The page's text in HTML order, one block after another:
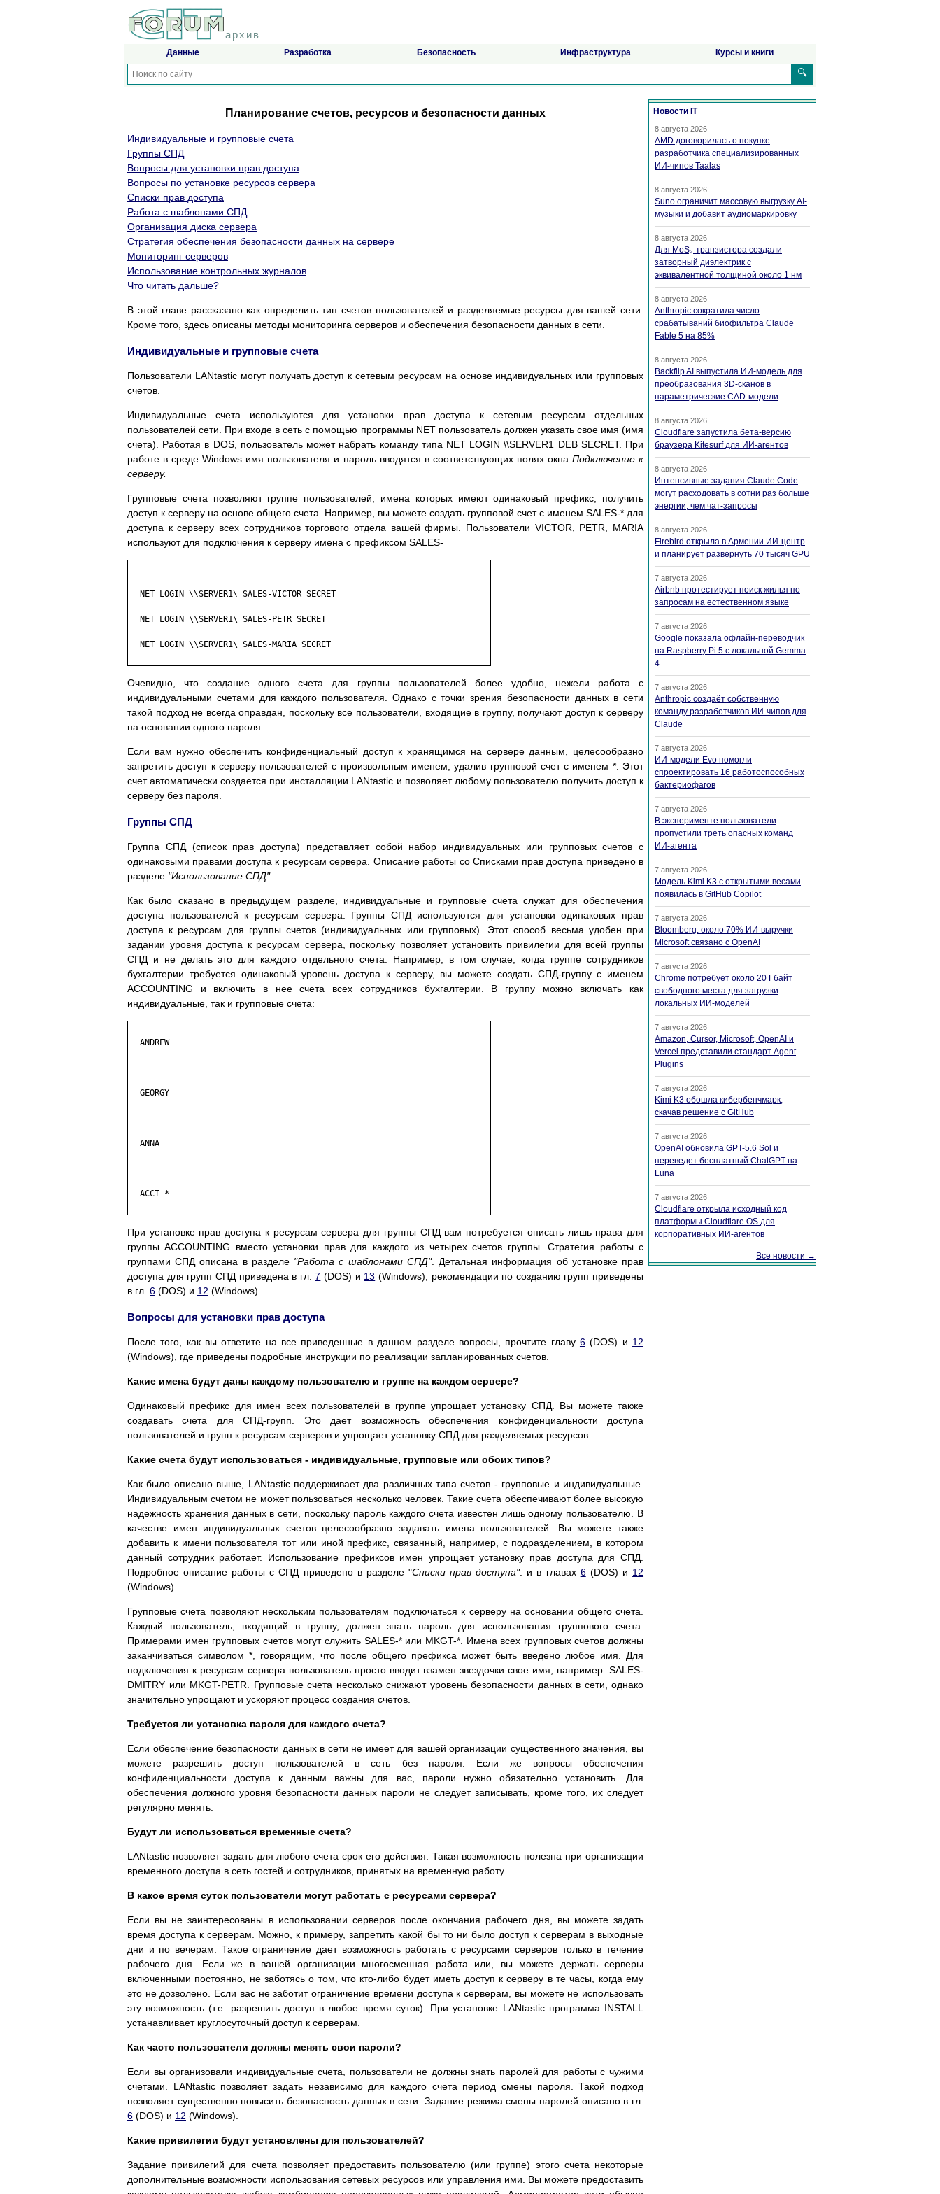
архив
Данные Разработка Безопасность Инфраструктура Курсы и книги
🔍
Планирование счетов, ресурсов и безопасности данных
Индивидуальные и групповые счета
Группы СПД
Вопросы для установки прав доступа
Вопросы по установке ресурсов сервера
Списки прав доступа
Работа с шаблонами СПД
Организация диска сервера
Стратегия обеспечения безопасности данных на сервере
Мониторинг серверов
Использование контрольных журналов
Что читать дальше?
В этой главе рассказано как определить тип счетов пользователей и разделяемые ресурсы для вашей сети.
Кроме того, здесь описаны методы мониторинга серверов и обеспечения безопасности данных в сети.
Индивидуальные и групповые счета
Пользователи LANtastic могут получать доступ к сетевым ресурсам на основе индивидуальных или групповых
счетов.
Индивидуальные счета используются для установки прав доступа к сетевым ресурсам отдельных
пользователей сети. При входе в сеть с помощью программы NET пользователь должен указать свое имя (имя
счета). Работая в DOS, пользователь может набрать команду типа NET LOGIN \\SERVER1 DEB SECRET. При
работе в среде Windows имя пользователя и пароль вводятся в соответствующих полях окна Подключение к
серверу.
Групповые счета позволяют группе пользователей, имена которых имеют одинаковый префикс, получить
доступ к серверу на основе общего счета. Например, вы можете создать групповой счет с именем SALES-* для
доступа к серверу всех сотрудников торгового отдела вашей фирмы. Пользователи VICTOR, PETR, MARIA
используют для подключения к серверу имена с префиксом SALES-
  NET LOGIN \\SERVER1\ SALES-VICTOR SECRET
  NET LOGIN \\SERVER1\ SALES-PETR SECRET
  NET LOGIN \\SERVER1\ SALES-MARIA SECRET
Очевидно, что создание одного счета для группы пользователей более удобно, нежели работа с
индивидуальными счетами для каждого пользователя. Однако с точки зрения безопасности данных в сети
такой подход не всегда оправдан, поскольку все пользователи, входящие в группу, получают доступ к серверу
на основании одного пароля.
Если вам нужно обеспечить конфиденциальный доступ к хранящимся на сервере данным, целесообразно
запретить доступ к серверу пользователей с произвольным именем, удалив групповой счет с именем *. Этот
счет автоматически создается при инсталляции LANtastic и позволяет любому пользователю получить доступ к
серверу без пароля.
Группы СПД
Группа СПД (список прав доступа) представляет собой набор индивидуальных или групповых счетов с
одинаковыми правами доступа к ресурсам сервера. Описание работы со Списками прав доступа приведено в
разделе "Использование СПД".
Как было сказано в предыдущем разделе, индивидуальные и групповые счета служат для обеспечения
доступа пользователей к ресурсам сервера. Группы СПД используются для установки одинаковых прав
доступа к ресурсам для группы счетов (индивидуальных или групповых). Этот способ весьма удобен при
задании уровня доступа к ресурсам сервера, поскольку позволяет установить привилегии для всей группы
СПД и не делать это для каждого отдельного счета. Например, в том случае, когда группе сотрудников
бухгалтерии требуется одинаковый уровень доступа к серверу, вы можете создать СПД-группу с именем
ACCOUNTING и включить в нее счета всех сотрудников бухгалтерии. В группу можно включать как
индивидуальные, так и групповые счета:
  ANDREW
  GEORGY
  ANNA
  ACCT-*
При установке прав доступа к ресурсам сервера для группы СПД вам потребуется описать лишь права для
группы ACCOUNTING вместо установки прав для каждого из четырех счетов группы. Стратегия работы с
группами СПД описана в разделе "Работа с шаблонами СПД". Детальная информация об установке прав
доступа для групп СПД приведена в гл.7 (DOS) и 13 (Windows), рекомендации по созданию групп приведены
в гл. 6 (DOS) и 12 (Windows).
Вопросы для установки прав доступа
После того, как вы ответите на все приведенные в данном разделе вопросы, прочтите главу 6(DOS) и 12
(Windows), где приведены подробные инструкции по реализации запланированных счетов.
Какие имена будут даны каждому пользователю и группе на каждом сервере?
Одинаковый префикс для имен всех пользователей в группе упрощает установку СПД. Вы можете также
создавать счета для СПД-групп. Это дает возможность обеспечения конфиденциальности доступа
пользователей и групп к ресурсам серверов и упрощает установку СПД для разделяемых ресурсов.
Какие счета будут использоваться - индивидуальные, групповые или обоих типов?
Как было описано выше, LANtastic поддерживает два различных типа счетов - групповые и индивидуальные.
Индивидуальным счетом не может пользоваться несколько человек. Такие счета обеспечивают более высокую
надежность хранения данных в сети, поскольку пароль каждого счета известен лишь одному пользователю. В
качестве имен индивидуальных счетов целесообразно задавать имена пользователей. Вы можете также
добавить к имени пользователя тот или иной префикс, связанный, например, с подразделением, в котором
данный сотрудник работает. Использование префиксов имен упрощает установку прав доступа для СПД.
Подробное описание работы с СПД приведено в разделе "Списки прав доступа". и в главах 6(DOS) и 12
(Windows).
Групповые счета позволяют нескольким пользователям подключаться к серверу на основании общего счета.
Каждый пользователь, входящий в группу, должен знать пароль для использования группового счета.
Примерами имен групповых счетов могут служить SALES-* или MKGT-*. Имена всех групповых счетов должны
заканчиваться символом *, говорящим, что после общего префикса может быть введено любое имя. Для
подключения к ресурсам сервера пользователь просто вводит взамен звездочки свое имя, например: SALES-
DMITRY или MKGT-PETR. Групповые счета несколько снижают уровень безопасности данных в сети, однако
значительно упрощают и ускоряют процесс создания счетов.
Требуется ли установка пароля для каждого счета?
Если обеспечение безопасности данных в сети не имеет для вашей организации существенного значения, вы
можете разрешить доступ пользователей в сеть без пароля. Если же вопросы обеспечения
конфиденциальности доступа к данным важны для вас, пароли нужно обязательно установить. Для
обеспечения должного уровня безопасности данных пароли не следует записывать, кроме того, их следует
регулярно менять.
Будут ли использоваться временные счета?
LANtastic позволяет задать для любого счета срок его действия. Такая возможность полезна при организации
временного доступа в сеть гостей и сотрудников, принятых на временную работу.
В какое время суток пользователи могут работать с ресурсами сервера?
Если вы не заинтересованы в использовании серверов после окончания рабочего дня, вы можете задать
время доступа к серверам. Можно, к примеру, запретить какой бы то ни было доступ к серверам в выходные
дни и по вечерам. Такое ограничение дает возможность работать с ресурсами серверов только в течение
рабочего дня. Если же в вашей организации многосменная работа или, вы можете держать серверы
включенными постоянно, не заботясь о том, что кто-либо будет иметь доступ к серверу в те часы, когда ему
это не дозволено. Если вас не заботит ограничение времени доступа к серверам, вы можете не использовать
эту возможность (т.е. разрешить доступ в любое время суток). При установке LANtastic программа INSTALL
устанавливает круглосуточный доступ к серверам.
Как часто пользователи должны менять свои пароли?
Если вы организовали индивидуальные счета, пользователи не должны знать паролей для работы с чужими
счетами. LANtastic позволяет задать независимо для каждого счета период смены пароля. Такой подход
позволяет существенно повысить безопасность данных в сети. Задание режима смены паролей описано в гл.
6 (DOS) и 12 (Windows).
Какие привилегии будут установлены для пользователей?
Задание привилегий для счета позволяет предоставить пользователю (или группе) этого счета некоторые
дополнительные возможности использования сетевых ресурсов или управления ими. Вы можете предоставить
Новости IT
8 августа 2026
AMD договорилась о покупке
разработчика специализированных
ИИ-чипов Taalas
8 августа 2026
Suno ограничит массовую выгрузку AI-
музыки и добавит аудиомаркировку
8 августа 2026
Для MoS₂-транзистора создали
затворный диэлектрик с
эквивалентной толщиной около 1 нм
8 августа 2026
Anthropic сократила число
срабатываний биофильтра Claude
Fable 5 на 85%
8 августа 2026
Backflip AI выпустила ИИ-модель для
преобразования 3D-сканов в
параметрические CAD-модели
8 августа 2026
Cloudflare запустила бета-версию
браузера Kitesurf для ИИ-агентов
8 августа 2026
Интенсивные задания Claude Code
могут расходовать в сотни раз больше
энергии, чем чат-запросы
8 августа 2026
Firebird открыла в Армении ИИ-центр
и планирует развернуть 70 тысяч GPU
7 августа 2026
Airbnb протестирует поиск жилья по
запросам на естественном языке
7 августа 2026
Google показала офлайн-переводчик
на Raspberry Pi 5 с локальной Gemma
4
7 августа 2026
Anthropic создаёт собственную
команду разработчиков ИИ-чипов для
Claude
7 августа 2026
ИИ-модели Evo помогли
спроектировать 16 работоспособных
бактериофагов
7 августа 2026
В эксперименте пользователи
пропустили треть опасных команд
ИИ-агента
7 августа 2026
Модель Kimi K3 с открытыми весами
появилась в GitHub Copilot
7 августа 2026
Bloomberg: около 70% ИИ-выручки
Microsoft связано с OpenAI
7 августа 2026
Chrome потребует около 20 Гбайт
свободного места для загрузки
локальных ИИ-моделей
7 августа 2026
Amazon, Cursor, Microsoft, OpenAI и
Vercel представили стандарт Agent
Plugins
7 августа 2026
Kimi K3 обошла кибербенчмарк,
скачав решение с GitHub
7 августа 2026
OpenAI обновила GPT-5.6 Sol и
переведет бесплатный ChatGPT на
Luna
7 августа 2026
Cloudflare открыла исходный код
платформы Cloudflare OS для
корпоративных ИИ-агентов
Все новости →